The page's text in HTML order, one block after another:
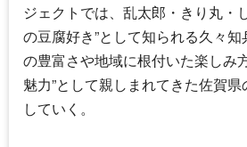
ジェクトでは、乱太郎・きり丸・
の豆腐好き”として知られる久々
の豊富さや地域に根付いた楽しみ
魅力”として親しまれてきた佐賀
していく。